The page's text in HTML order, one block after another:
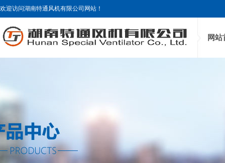
欢迎访问湖南特通风机有限公司网站！
网站